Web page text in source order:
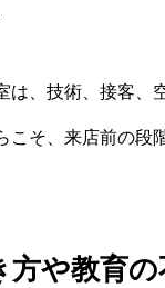
は、技術、接客、
こそ、来店前の段
方や教育